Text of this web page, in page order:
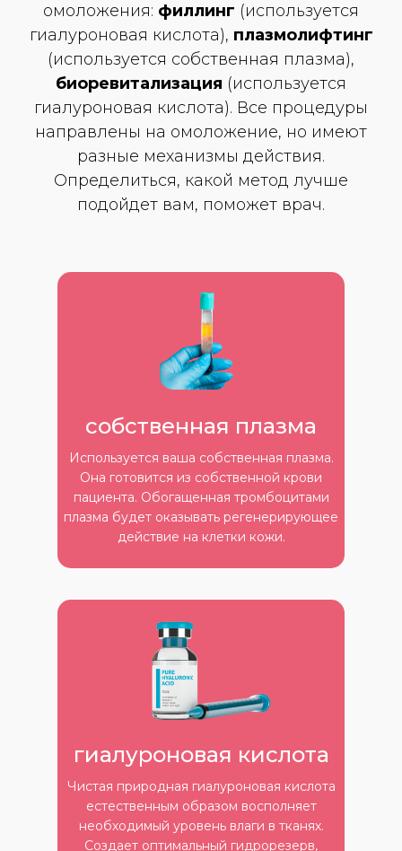
омоложения: филлинг (используется
гиалуроновая кислота), плазмолифтинг
(используется собственная плазма),
биоревитализация (используется
гиалуроновая кислота). Все процедуры
направлены на омоложение, но имеют
разные механизмы действия.
Определиться, какой метод лучше
подойдет вам, поможет врач.
cобственная плазма
гиалуроновая кислота
Используется ваша собственная плазма.
Она готовится из собственной крови
пациента. Обогащенная тромбоцитами
плазма будет оказывать регенерирующее
действие на клетки кожи.
Чистая природная гиалуроновая кислота
естественным образом восполняет
необходимый уровень влаги в тканях.
Создает оптимальный гидрорезерв,